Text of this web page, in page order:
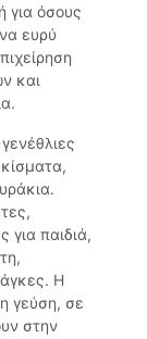
για όσους
ευρύ
και
για παιδιά,
Η
γεύση, σε
στην